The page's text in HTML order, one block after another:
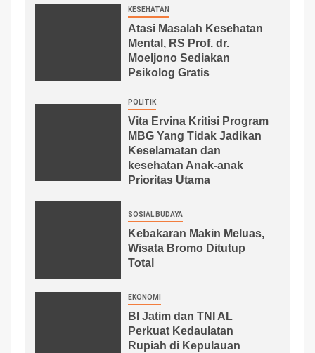
KESEHATAN
Atasi Masalah Kesehatan
Mental, RS Prof. dr.
Moeljono Sediakan
Psikolog Gratis
POLITIK
Vita Ervina Kritisi Program
MBG Yang Tidak Jadikan
Keselamatan dan
kesehatan Anak-anak
Prioritas Utama
SOSIAL BUDAYA
Kebakaran Makin Meluas,
Wisata Bromo Ditutup
Total
EKONOMI
BI Jatim dan TNI AL
Perkuat Kedaulatan
Rupiah di Kepulauan